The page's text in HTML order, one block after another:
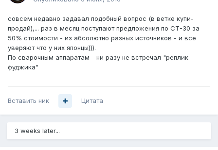
совсем недавно задавал подобный вопрос (в ветке купи-
продай),... раз в месяц поступают предложения по СТ-30 за
50% стоимости - из абсолютно разных источников - и все
уверяют что у них японцы))).
По сварочным аппаратам - ни разу не встречал "реплик
фуджика"
Вставить ник Цитата
3 weeks later...